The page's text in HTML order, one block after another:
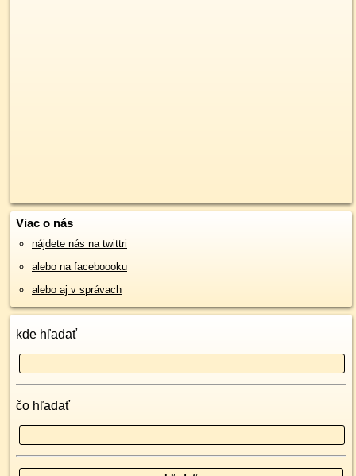
Viac o nás
nájdete nás na twittri
alebo na faceboooku
alebo aj v správach
kde hľadať
čo hľadať